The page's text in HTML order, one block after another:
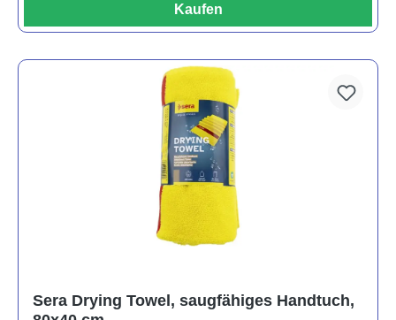
Kaufen
Sera Drying Towel, saugfähiges Handtuch,